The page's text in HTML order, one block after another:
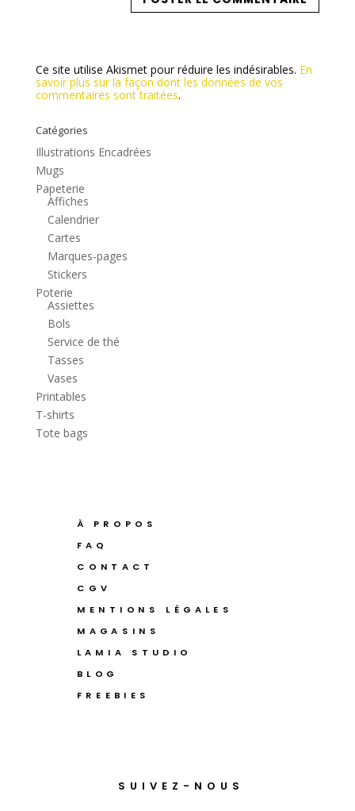
Ce site utilise Akismet pour réduire les indésirables. En
savoir plus sur la façon dont les données de vos
commentaires sont traitées.
Catégories
Illustrations Encadrées
Mugs
Papeterie
Affiches
Calendrier
Cartes
Marques-pages
Stickers
Poterie
Assiettes
Bols
Service de thé
Tasses
Vases
Printables
T-shirts
Tote bags
À PROPOS
FAQ
CONTACT
CGV
MENTIONS LÉGALES
MAGASINS
LAMIA STUDIO
BLOG
FREEBIES
SUIVEZ-NOUS